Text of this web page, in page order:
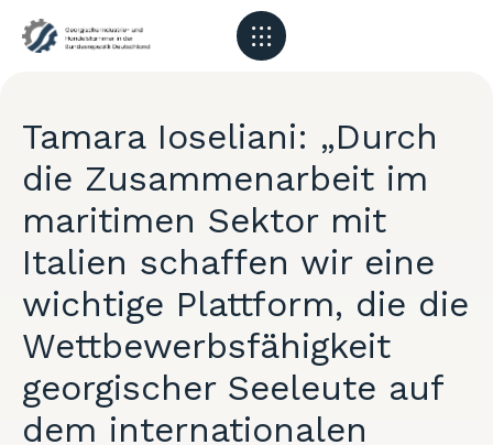
Tamara Ioseliani: „Durch
die Zusammenarbeit im
maritimen Sektor mit
Italien schaffen wir eine
wichtige Plattform, die die
Wettbewerbsfähigkeit
georgischer Seeleute auf
dem internationalen